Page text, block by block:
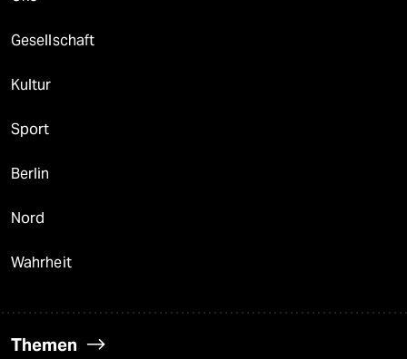
Gesellschaft
Kultur
Sport
Berlin
Nord
Wahrheit
Themen